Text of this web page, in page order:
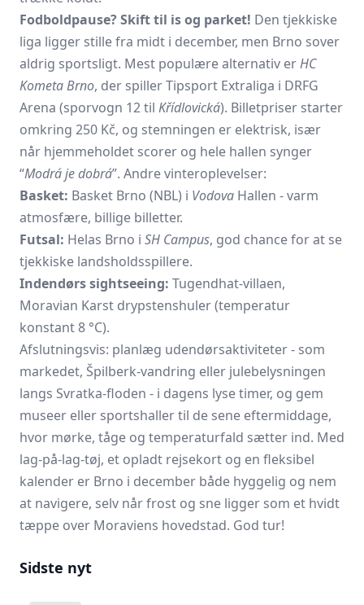
Fodboldpause? Skift til is og parket! Den tjekkiske
liga ligger stille fra midt i december, men Brno sover
aldrig sportsligt. Mest populære alternativ erHC
Kometa Brno, der spiller Tipsport Extraliga i DRFG
Arena (sporvogn 12 til Křídlovická). Billetpriser starter
omkring 250 Kč, og stemningen er elektrisk, især
når hjemmeholdet scorer og hele hallen synger
“Modrá je dobrá”. Andre vinteroplevelser:
Basket: Basket Brno (NBL) i Vodova Hallen - varm
atmosfære, billige billetter.
Futsal: Helas Brno i SH Campus, god chance for at se
tjekkiske landsholdsspillere.
Indendørs sightseeing: Tugendhat-villaen,
Moravian Karst drypstenshuler (temperatur
konstant 8 °C).
Afslutningsvis: planlæg udendørsaktiviteter - som
markedet, Špilberk-vandring eller julebelysningen
langs Svratka-floden - i dagens lyse timer, og gem
museer eller sportshaller til de sene eftermiddage,
hvor mørke, tåge og temperaturfald sætter ind. Med
lag-på-lag-tøj, et opladt rejsekort og en fleksibel
kalender er Brno i december både hyggelig og nem
at navigere, selv når frost og sne ligger som et hvidt
tæppe over Moraviens hovedstad. God tur!
Sidste nyt